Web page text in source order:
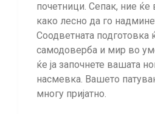
почетници. Сепак, ние
како лесно да го
Соодветната подготовка
самодоверба и мир во
ќе ја започнете вашата
насмевка. Вашето
многу пријатно.